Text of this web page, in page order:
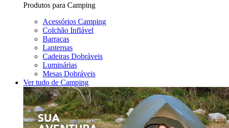
Produtos para Camping
Acessórios Camping
Colchão Inflável
Barracas
Lanternas
Cadeiras Dobráveis
Luminárias
Mesas Dobráveis
Ver tudo de Camping